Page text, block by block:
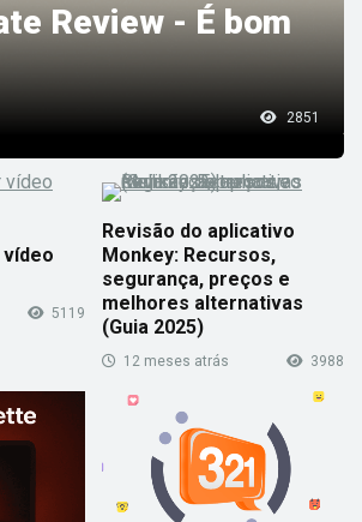
Review - É bom
2851
5119
Revisão do aplicativo
Monkey: Recursos,
segurança, preços e
melhores alternativas
(Guia 2025)
12 meses atrás 3988